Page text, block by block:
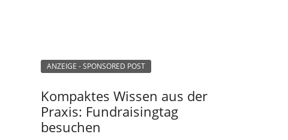
ANZEIGE - SPONSORED POST
Kompaktes Wissen aus der
Praxis: Fundraisingtag
besuchen